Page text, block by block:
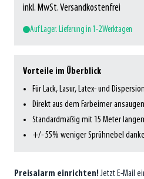
inkl. MwSt. Versandkostenfrei
Auf Lager. Lieferung in 1-2 Werktagen
Vorteile im Überblick
Für Lack, Lasur, Latex- und
Direkt aus dem Farbeimer ansaugen
Standardmäßig mit 15 Meter
+/- 55% weniger Sprühnebel
Preisalarm einrichten! Jetzt E-Mail